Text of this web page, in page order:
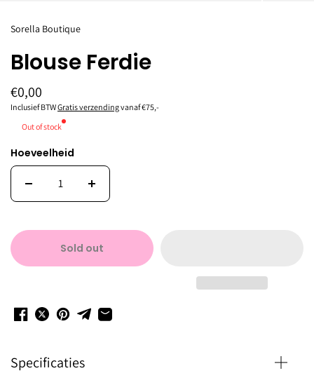
Sorella Boutique
Blouse Ferdie
€0,00
Inclusief BTWGratis verzendingvanaf €75,-
Out of stock
Hoeveelheid
Sold out
Specificaties